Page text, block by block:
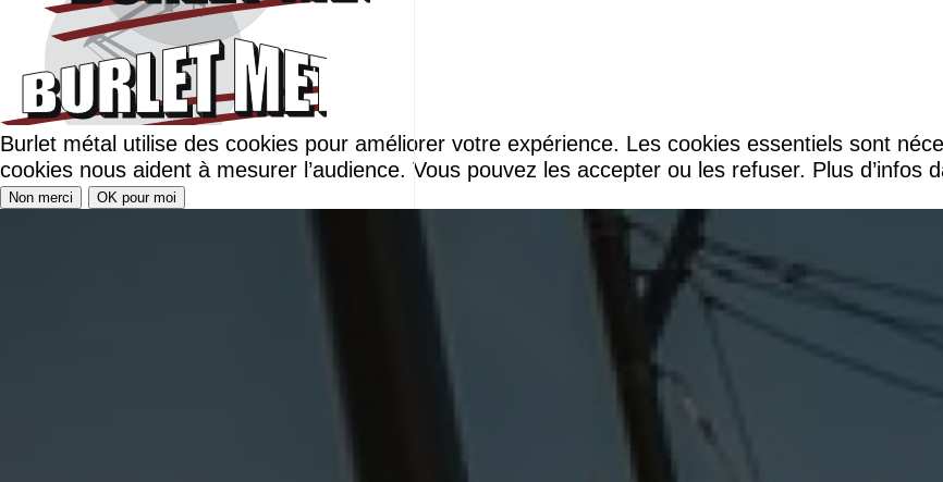
Burlet métal utilise des cookies pour améliorer votre expérience. Les cookies essentiels sont
cookies nous aident à mesurer l’audience. Vous pouvez les accepter ou les refuser. Plus d’infos
Non merci OK pour moi